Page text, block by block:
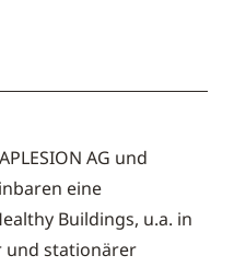
AG und
eine
Buildings, u.a. in
und stationärer